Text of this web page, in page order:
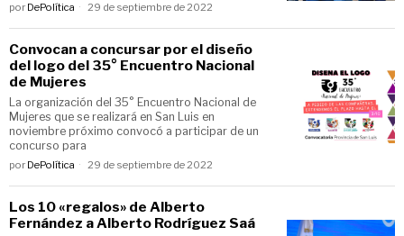
por DePolítica 29 de septiembre de 2022
Convocan a concursar por el diseño
del logo del 35° Encuentro Nacional
de Mujeres
La organización del 35° Encuentro Nacional de
Mujeres que se realizará en San Luis en
noviembre próximo convocó a participar de un
concurso para
por DePolítica 29 de septiembre de 2022
Los 10 «regalos» de Alberto
Fernández a Alberto Rodríguez Saá